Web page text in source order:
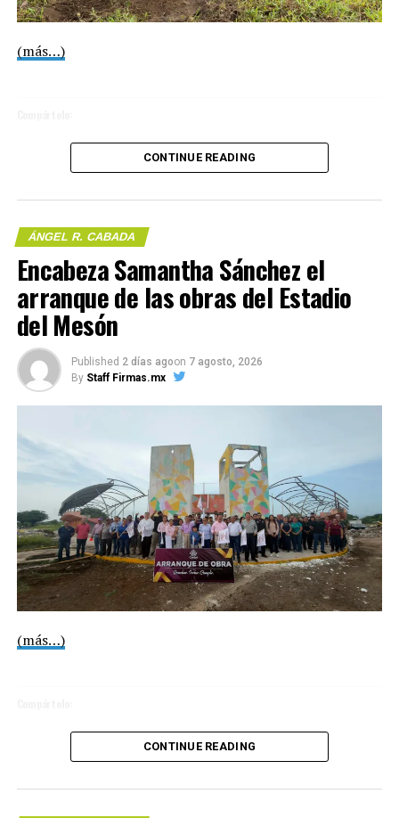
Me gusta esto:
COMPARTE ESTA INFORMACIÓN
RELATED TOPICS:
UP NEXT
deporte con el Juego de las Estrellas de Softbol Femenil
DON'T MISS
Inaugura Samantha Sánchez del Hoyo los Juegos
Deportivos Magisteriales 2026 en Ángel R. Cabada
(más…)
Me gusta esto:
COMPARTE ESTA INFORMACIÓN
CONTINUE READING
ÁNGEL R. CABADA
Encabeza Samantha Sánchez el
arranque de las obras del Estadio
del Mesón
Published 2 días agoon 7 agosto, 2026
By Staff Firmas.mx
(más…)
CONTINUE READING